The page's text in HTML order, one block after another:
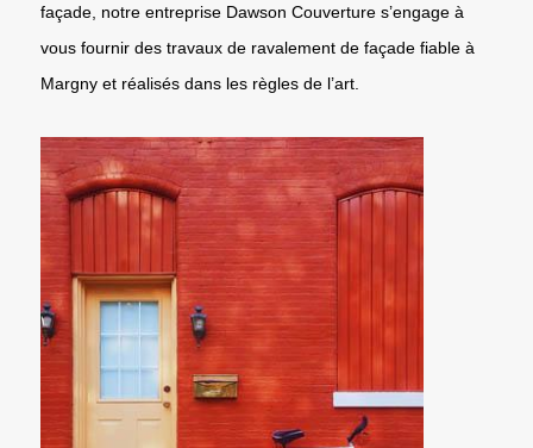
façade, notre entreprise Dawson Couverture s’engage à
vous fournir des travaux de ravalement de façade fiable à
Margny et réalisés dans les règles de l’art.